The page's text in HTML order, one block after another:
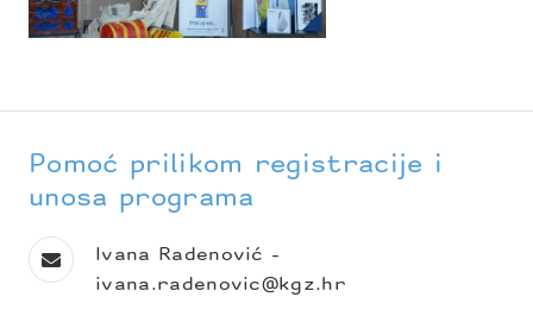
Pomoć prilikom registracije i
unosa programa
Ivana Radenović -
ivana.radenovic@kgz.hr